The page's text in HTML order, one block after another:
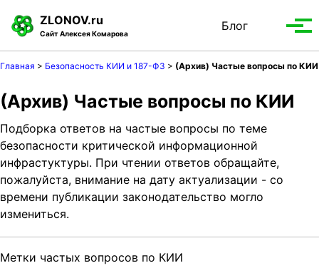
p
o
p
r
i
m
a
r
y
v
p
o
c
o
n
t
e
n
t
p
o
f
o
o
t
e
r
ZLONOV.ru
Сайт Алексея Комарова
Блог
Toggle
Главная > Безопасность КИИ и 187-ФЗ > (Архив) Частые вопросы по КИИ
(Архив) Частые вопросы по КИИ
Подборка ответов на частые вопросы по теме
безопасности критической информационной
инфрастуктуры. При чтении ответов обращайте,
пожалуйста, внимание на дату актуализации - со
времени публикации законодательство могло
измениться.
Метки частых вопросов по КИИ